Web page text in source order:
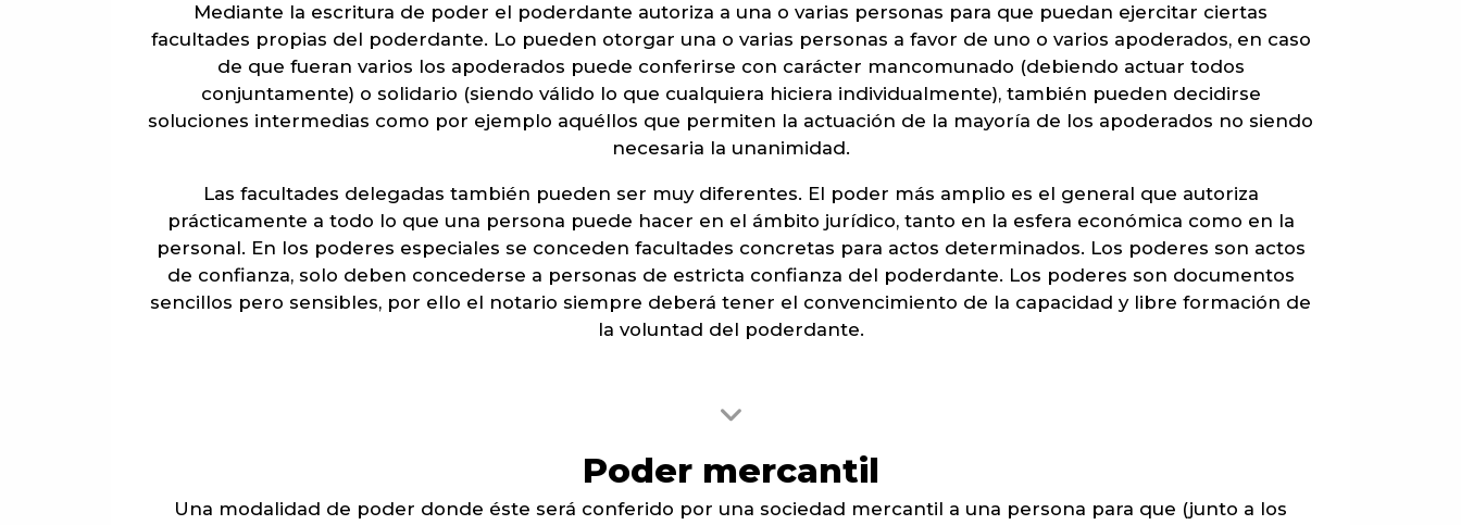
Mediante la escritura de poder el poderdante autoriza a una o varias personas para que puedan ejercitar ciertas
facultades propias del poderdante. Lo pueden otorgar una o varias personas a favor de uno o varios apoderados, en caso
de que fueran varios los apoderados puede conferirse con carácter mancomunado (debiendo actuar todos
conjuntamente) o solidario (siendo válido lo que cualquiera hiciera individualmente), también pueden decidirse
soluciones intermedias como por ejemplo aquéllos que permiten la actuación de la mayoría de los apoderados no siendo
necesaria la unanimidad.
Las facultades delegadas también pueden ser muy diferentes. El poder más amplio es el general que autoriza
prácticamente a todo lo que una persona puede hacer en el ámbito jurídico, tanto en la esfera económica como en la
personal. En los poderes especiales se conceden facultades concretas para actos determinados. Los poderes son actos
de confianza, solo deben concederse a personas de estricta confianza del poderdante. Los poderes son documentos
sencillos pero sensibles, por ello el notario siempre deberá tener el convencimiento de la capacidad y libre formación de
la voluntad del poderdante.
Poder mercantil
Una modalidad de poder donde éste será conferido por una sociedad mercantil a una persona para que (junto a los